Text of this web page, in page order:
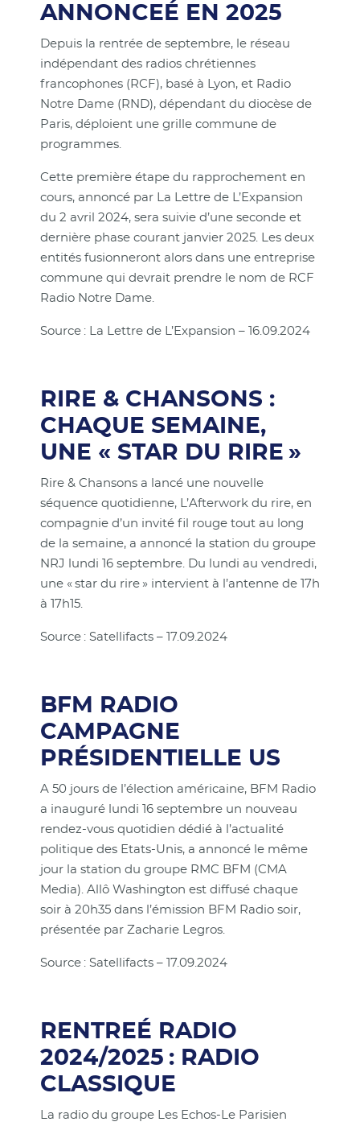
ANNONCEÉ EN 2025
Depuis la rentrée de septembre, le réseau
indépendant des radios chrétiennes
francophones (RCF), basé à Lyon, et Radio
Notre Dame (RND), dépendant du diocèse de
Paris, déploient une grille commune de
programmes.
Cette première étape du rapprochement en
cours, annoncé par La Lettre de L’Expansion
du 2 avril 2024, sera suivie d’une seconde et
dernière phase courant janvier 2025. Les deux
entités fusionneront alors dans une entreprise
commune qui devrait prendre le nom de RCF
Radio Notre Dame.
Source : La Lettre de L’Expansion – 16.09.2024
RIRE & CHANSONS :
CHAQUE SEMAINE,
UNE « STAR DU RIRE »
Rire & Chansons a lancé une nouvelle
séquence quotidienne, L’Afterwork du rire, en
compagnie d’un invité fil rouge tout au long
de la semaine, a annoncé la station du groupe
NRJ lundi 16 septembre. Du lundi au vendredi,
une « star du rire » intervient à l’antenne de 17h
à 17h15.
Source : Satellifacts – 17.09.2024
BFM RADIO
CAMPAGNE
PRÉSIDENTIELLE US
A 50 jours de l’élection américaine, BFM Radio
a inauguré lundi 16 septembre un nouveau
rendez-vous quotidien dédié à l’actualité
politique des Etats-Unis, a annoncé le même
jour la station du groupe RMC BFM (CMA
Media). Allô Washington est diffusé chaque
soir à 20h35 dans l’émission BFM Radio soir,
présentée par Zacharie Legros.
Source : Satellifacts – 17.09.2024
RENTREÉ RADIO
2024/2025 : RADIO
CLASSIQUE
La radio du groupe Les Echos-Le Parisien